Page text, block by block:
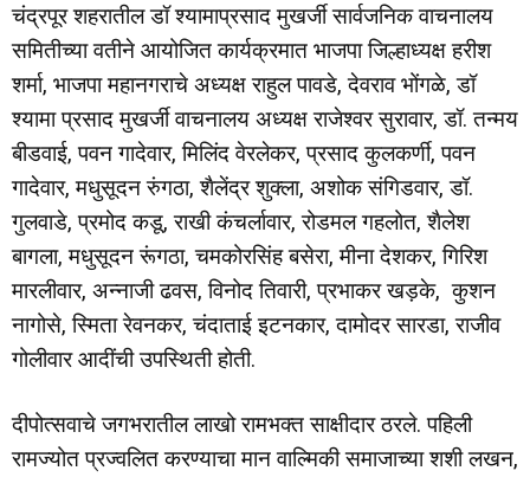
चंद्रपूर शहरातील डॉ श्यामाप्रसाद मुखर्जी सार्वजनिक वाचनालय
समितीच्या वतीने आयोजित कार्यक्रमात भाजपा जिल्हाध्यक्ष हरीश
शर्मा, भाजपा महानगराचे अध्यक्ष राहुल पावडे, देवराव भोंगळे, डॉ
श्यामा प्रसाद मुखर्जी वाचनालय अध्यक्ष राजेश्वर सुरावार, डॉ. तन्मय
बीडवाई, पवन गादेवार, मिलिंद वेरलेकर, प्रसाद कुलकर्णी, पवन
गादेवार, मधुसूदन रुंगठा, शैलेंद्र शुक्ला, अशोक संगिडवार, डॉ.
गुलवाडे, प्रमोद कडू, राखी कंचर्लावार, रोडमल गहलोत, शैलेश
बागला, मधुसूदन रूंगठा, चमकोरसिंह बसेरा, मीना देशकर, गिरिश
मारलीवार, अन्नाजी ढवस, विनोद तिवारी, प्रभाकर खड़के, कुशन
नागोसे, स्मिता रेवनकर, चंदाताई इटनकार, दामोदर सारडा, राजीव
गोलीवार आदींची उपस्थिती होती.
दीपोत्सवाचे जगभरातील लाखो रामभक्त साक्षीदार ठरले. पहिली
रामज्योत प्रज्वलित करण्याचा मान वाल्मिकी समाजाच्या शशी लखन,